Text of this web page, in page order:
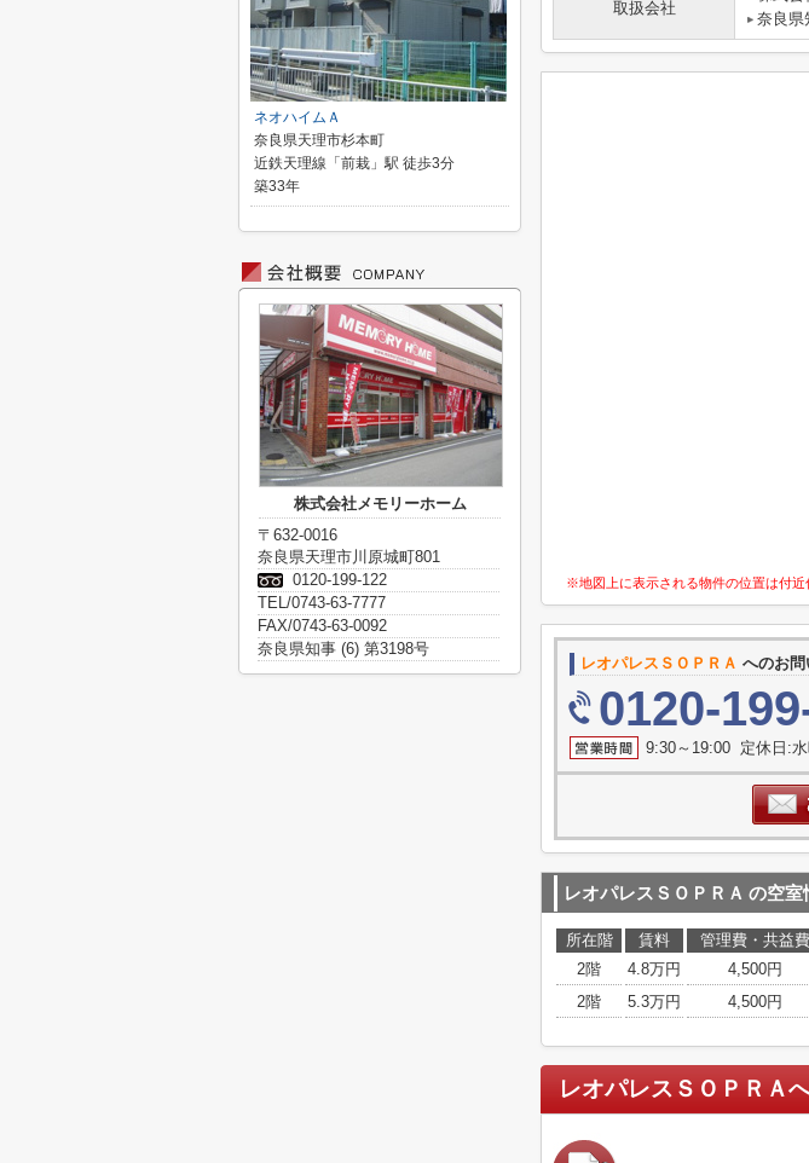
取扱会社
奈良県
※地図上に表示される物件の位置は付近
レオパレスＳＯＰＲＡ へのお
0120-
9:30～19:00 定休日:水
レオパレスＳＯＰＲＡ の空室
所在階 賃料 管理費・共益費
2階
4.8万円 4,500円
2階
5.3万円 4,500円
レオパレスＳＯＰＲＡ
ネオハイムＡ
奈良県天理市杉本町
近鉄天理線「前栽」駅 徒歩3分
築33年
株式会社メモリーホーム
〒632-0016
奈良県天理市川原城町801
0120-199-122
TEL/0743-63-7777
FAX/0743-63-0092
奈良県知事 (6) 第3198号